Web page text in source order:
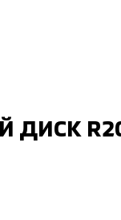
ДИСК